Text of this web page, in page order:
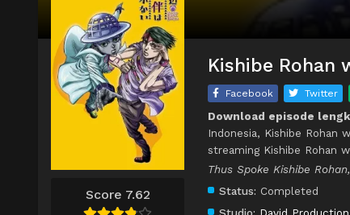
Score 7.62
Kishibe Rohan
Facebook Twitter
Download episode
Indonesia, Kishibe Rohan
streaming Kishibe Rohan
Thus Spoke Kishibe
Status: Completed